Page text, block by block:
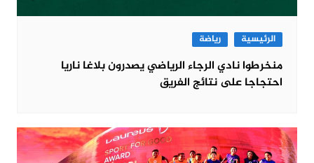
الرئيسية رياضة
منخرطوا نادي الرجاء الرياضي يصدرون بلاغا ناريا
احتجاجا على نتائج الفريق